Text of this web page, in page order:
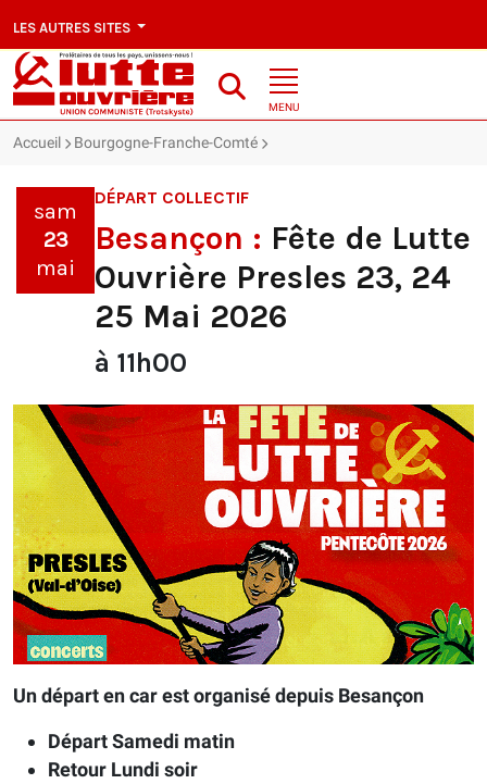
LES AUTRES SITES
MENU
Accueil Bourgogne-Franche-Comté
sam
23
mai
DÉPART COLLECTIF
Besançon : Fête de Lutte
Ouvrière Presles 23, 24
25 Mai 2026
à 11h00
Un départ en car est organisé depuis Besançon
Départ Samedi matin
Retour Lundi soir